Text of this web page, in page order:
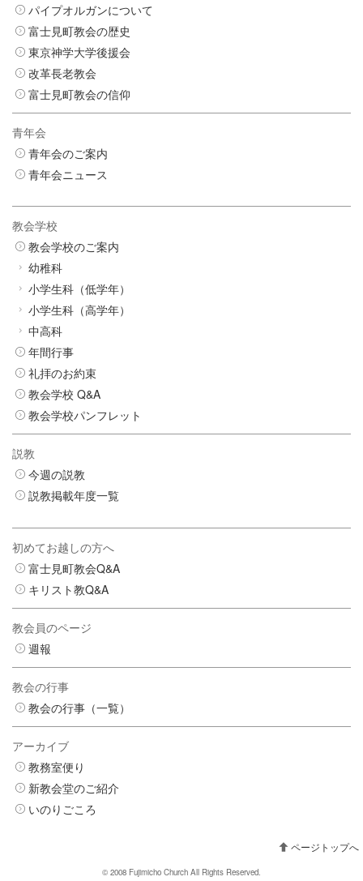
パイプオルガンについて
富士見町教会の歴史
東京神学大学後援会
改革長老教会
富士見町教会の信仰
青年会
青年会のご案内
青年会ニュース
教会学校
教会学校のご案内
幼稚科
小学生科（低学年）
小学生科（高学年）
中高科
年間行事
礼拝のお約束
教会学校 Q&A
教会学校パンフレット
説教
今週の説教
説教掲載年度一覧
初めてお越しの方へ
富士見町教会Q&A
キリスト教Q&A
教会員のページ
週報
教会の行事
教会の行事（一覧）
アーカイブ
教務室便り
新教会堂のご紹介
いのりごころ
ページトップへ
© 2008 Fujimicho Church All Rights Reserved.